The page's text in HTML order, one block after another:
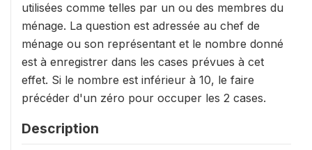
utilisées comme telles par un ou des membres du
ménage. La question est adressée au chef de
ménage ou son représentant et le nombre donné
est à enregistrer dans les cases prévues à cet
effet. Si le nombre est inférieur à 10, le faire
précéder d'un zéro pour occuper les 2 cases.
Description